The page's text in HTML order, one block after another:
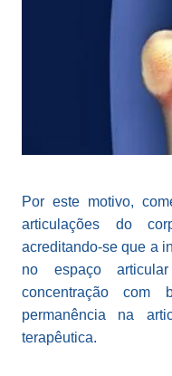
Por este motivo,
articulações do
acreditando-se que a
no espaço
concentração com
permanência na
terapêutica.